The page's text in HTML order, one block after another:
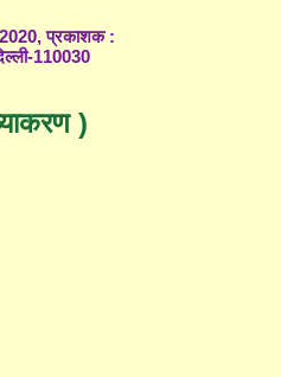
प्रकाशक :
110030
)